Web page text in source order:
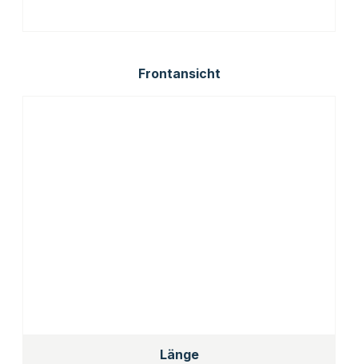
Frontansicht
Länge